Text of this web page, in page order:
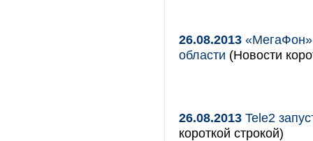
26.08.2013 «МегаФон»
области (Новости
26.08.2013 Tele2
короткой строкой)